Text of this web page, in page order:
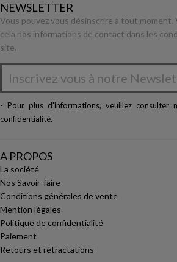
NEWSLETTER
Vous pouvez vous désinscrire à tout
cela nos informations de contact dans les
site.
- Pour plus d'informations, veuillez consulter
confidentialité.
A PROPOS
La société
Nos Savoir-faire
Conditions générales de vente
Mention légales
Politique de confidentialité
Paiement
Retours et rétractations